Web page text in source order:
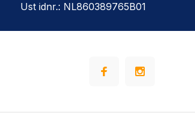
Ust idnr.: NL860389765B01